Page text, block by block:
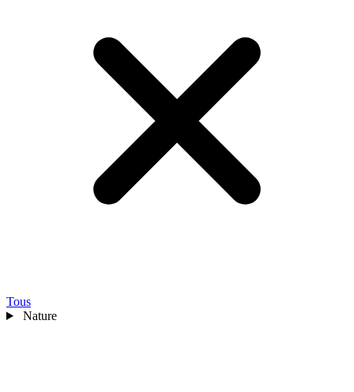
Tous
Nature